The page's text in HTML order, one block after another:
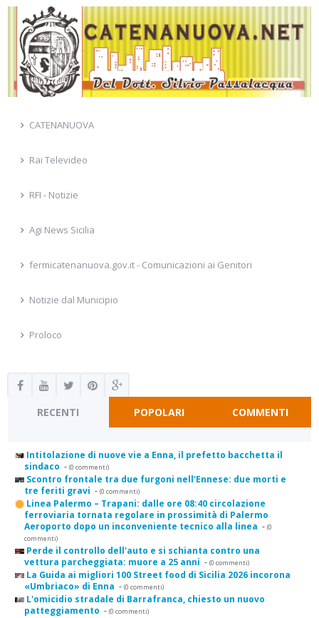
CATENANUOVA
Rai Televideo
RFI - Notizie
Agi News Sicilia
fermicatenanuova.gov.it - Comunicazioni ai Genitori
Notizie dal Municipio
Proloco
RECENTI POPOLARI COMMENTI
Intitolazione di nuove vie a Enna, il prefetto bacchetta il
sindaco - (0 commenti)
Scontro frontale tra due furgoni nell'Ennese: due morti e
tre feriti gravi - (0 commenti)
Linea Palermo – Trapani: dalle ore 08:40 circolazione
ferroviaria tornata regolare in prossimità di Palermo
Aeroporto dopo un inconveniente tecnico alla linea - (0
commenti)
Perde il controllo dell'auto e si schianta contro una
vettura parcheggiata: muore a 25 anni - (0 commenti)
La Guida ai migliori 100 Street food di Sicilia 2026 incorona
«Umbriaco» di Enna - (0 commenti)
L'omicidio stradale di Barrafranca, chiesto un nuovo
patteggiamento - (0 commenti)